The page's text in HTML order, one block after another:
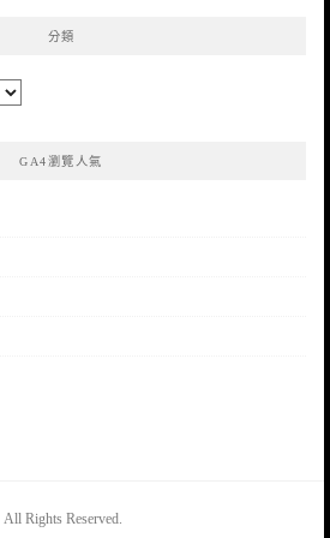
分類
GA4瀏覽人氣
Rights Reserved.